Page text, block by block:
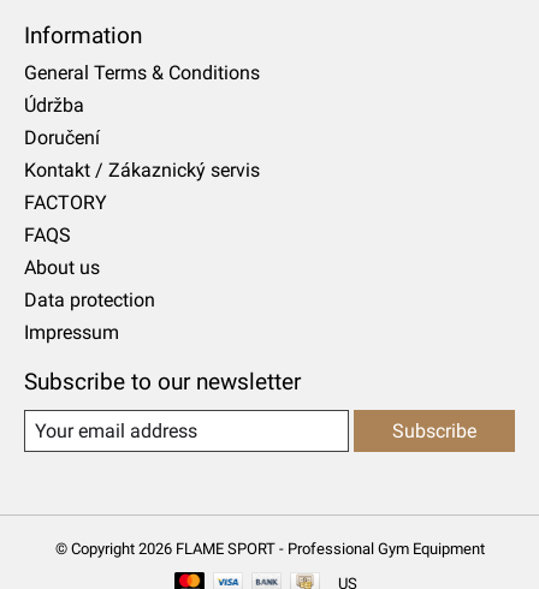
Information
General Terms & Conditions
Údržba
Doručení
Kontakt / Zákaznický servis
FACTORY
FAQS
About us
Data protection
Impressum
Subscribe to our newsletter
Subscribe
© Copyright 2026 FLAME SPORT - Professional Gym Equipment
US